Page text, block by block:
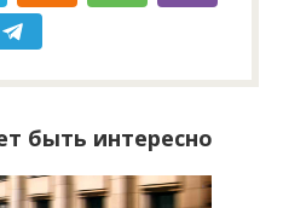
быть интересно